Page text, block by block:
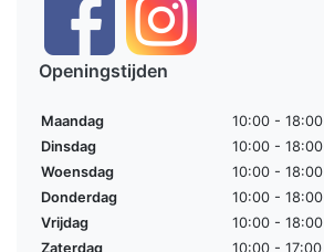
Openingstijden
Maandag
10:00 - 18:00
Dinsdag
10:00 - 18:00
Woensdag
10:00 - 18:00
Donderdag
10:00 - 18:00
Vrijdag
10:00 - 18:00
Zaterdag
10:00 - 17:00